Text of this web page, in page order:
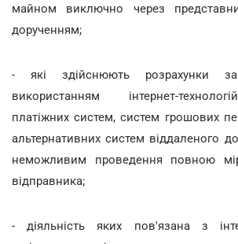
майном виключно через
дорученням;
- які здійснюють розрахунки
використанням інтернет-
платіжних систем, систем грошових
альтернативних систем віддаленого
неможливим проведення повною
відправника;
- діяльність яких пов'язана з